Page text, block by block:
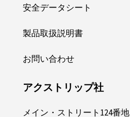
安全データシート
製品取扱説明書
お問い合わせ
アクストリップ社
メイン・ストリート124番地